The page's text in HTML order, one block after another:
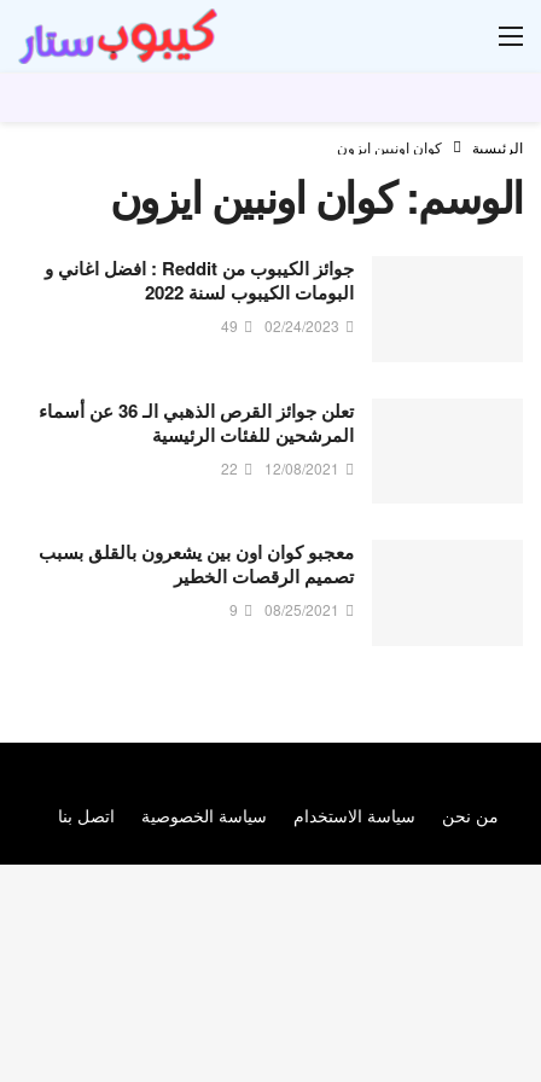
الرئيسية كوان اونبين ايزون
الوسم:كوان اونبين ايزون
جوائز الكيبوب من Reddit : افضل اغاني و
البومات الكيبوب لسنة 2022
02/24/2023
49
تعلن جوائز القرص الذهبي الـ 36 عن أسماء
المرشحين للفئات الرئيسية
12/08/2021
22
معجبو كوان اون بين يشعرون بالقلق بسبب
تصميم الرقصات الخطير
08/25/2021
9
من نحن سياسة الاستخدام سياسة الخصوصية اتصل بنا